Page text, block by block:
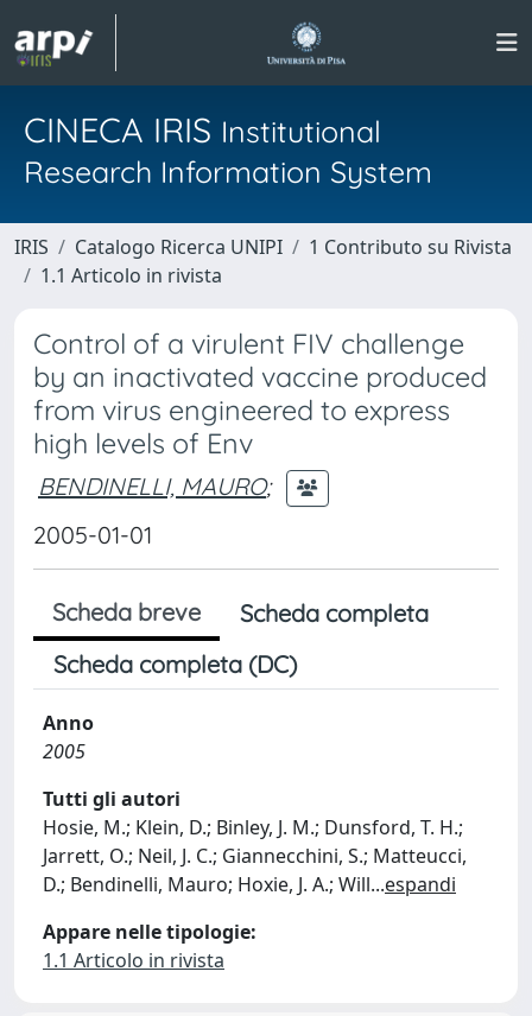
CINECA IRIS Institutional
Research Information System
IRIS Catalogo Ricerca UNIPI
1 Contributo su Rivista
1.1 Articolo in rivista
Control of a virulent FIV challenge
by an inactivated vaccine produced
from virus engineered to express
high levels of Env
BENDINELLI, MAURO;
2005-01-01
Scheda breve
Scheda completa
Scheda completa (DC)
Anno
2005
Tutti gli autori
Hosie, M.; Klein, D.; Binley, J. M.; Dunsford, T. H.;
Jarrett, O.; Neil, J. C.; Giannecchini, S.; Matteucci,
D.; Bendinelli, Mauro; Hoxie, J. A.; Will...espandi
Appare nelle tipologie:
1.1 Articolo in rivista